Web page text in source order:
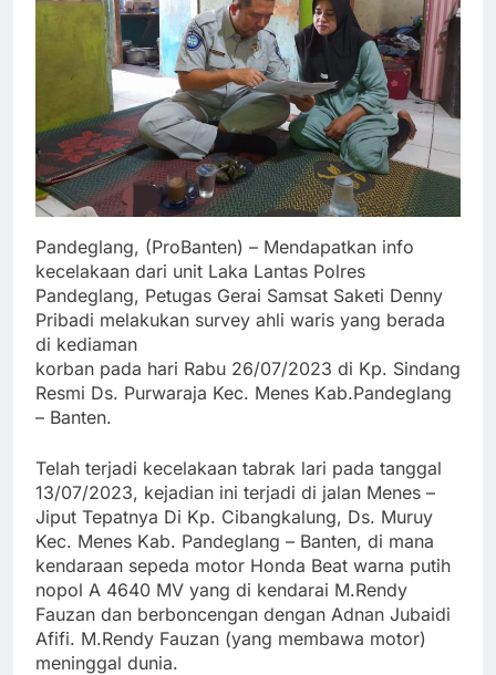
Pandeglang, (ProBanten) – Mendapatkan info
kecelakaan dari unit Laka Lantas Polres
Pandeglang, Petugas Gerai Samsat Saketi Denny
Pribadi melakukan survey ahli waris yang berada
di kediaman
korban pada hari Rabu 26/07/2023 di Kp. Sindang
Resmi Ds. Purwaraja Kec. Menes Kab.Pandeglang
– Banten.
Telah terjadi kecelakaan tabrak lari pada tanggal
13/07/2023, kejadian ini terjadi di jalan Menes –
Jiput Tepatnya Di Kp. Cibangkalung, Ds. Muruy
Kec. Menes Kab. Pandeglang – Banten, di mana
kendaraan sepeda motor Honda Beat warna putih
nopol A 4640 MV yang di kendarai M.Rendy
Fauzan dan berboncengan dengan Adnan Jubaidi
Afifi. M.Rendy Fauzan (yang membawa motor)
meninggal dunia.